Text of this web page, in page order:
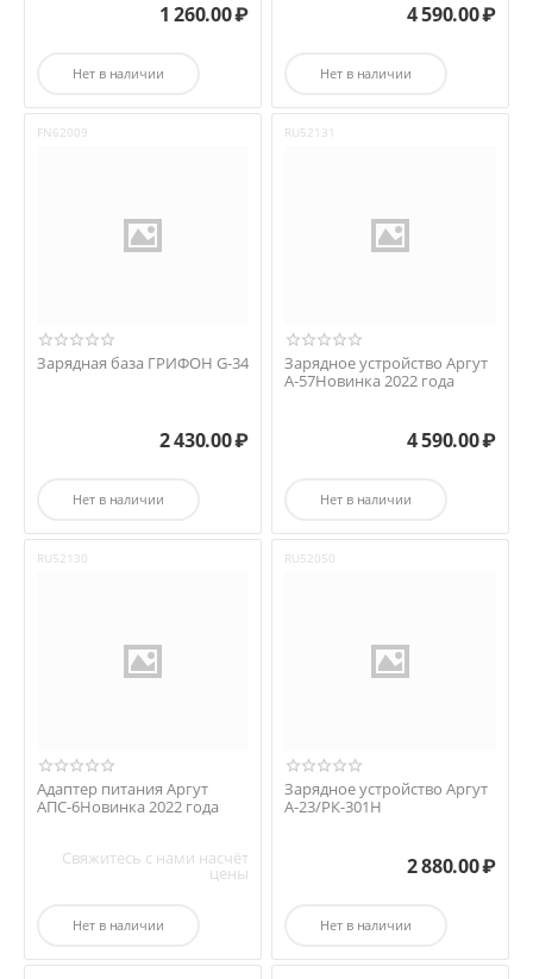
1 260.00₽
Нет в наличии
4 590.00₽
Нет в наличии
FN62009
Зарядная база ГРИФОН G-34
2 430.00₽
Нет в наличии
RU52131
Зарядное устройство Аргут
А-57Новинка 2022 года
4 590.00₽
Нет в наличии
RU52130
Адаптер питания Аргут
АПС-6Новинка 2022 года
Свяжитесь с нами насчёт
цены
Нет в наличии
RU52050
Зарядное устройство Аргут
А-23/РК-301Н
2 880.00₽
Нет в наличии